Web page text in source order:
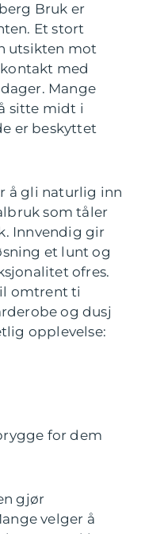
Bruk er
Et stort
utsikten mot
med
Mange
sitte midt i
er beskyttet
å gli naturlig inn
som tåler
Innvendig gir
et lunt og
ofres.
omtrent ti
og dusj
opplevelse:
for dem
gjør
velger å